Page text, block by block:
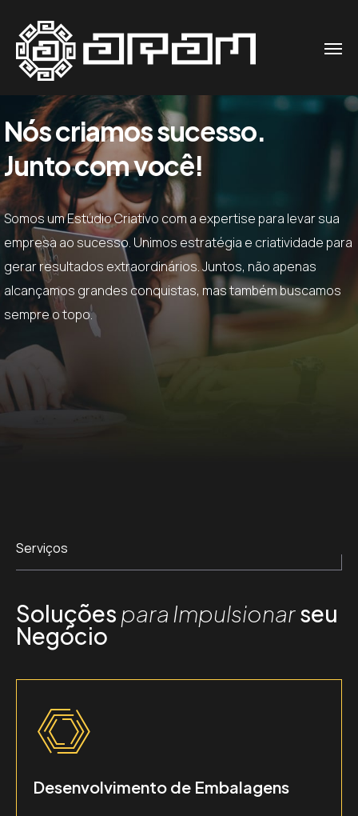
O
ESTÚDIO
.01 /
PORTFÓLIO
.02 /
Fale
p
+1 (47)
99781-
Nós criamos sucesso.
Junto com você!
Somos um Estúdio Criativo com a expertise para levar sua
empresa ao sucesso. Unimos estratégia e criatividade para
gerar resultados extraordinários. Juntos, não apenas
alcançamos grandes conquistas, mas também buscamos
sempre o topo.
Serviços
Soluções para Impulsionarseu
Negócio
Desenvolvimento de Embalagens